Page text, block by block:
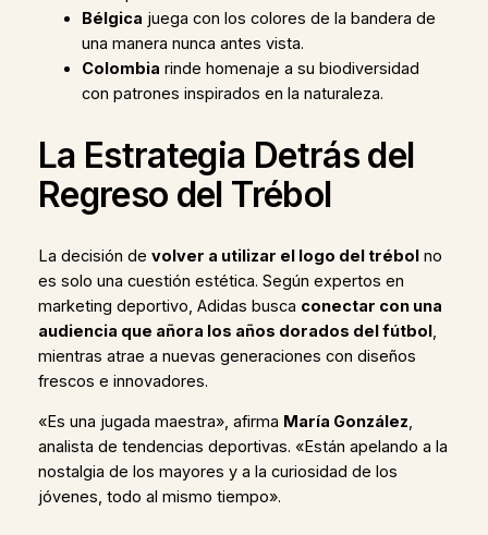
Bélgica juega con los colores de la bandera de
una manera nunca antes vista.
Colombia rinde homenaje a su biodiversidad
con patrones inspirados en la naturaleza.
La Estrategia Detrás del
Regreso del Trébol
La decisión de volver a utilizar el logo del trébolno
es solo una cuestión estética. Según expertos en
marketing deportivo, Adidas busca conectar con una
audiencia que añora los años dorados del fútbol,
mientras atrae a nuevas generaciones con diseños
frescos e innovadores.
«Es una jugada maestra», afirma María González,
analista de tendencias deportivas. «Están apelando a la
nostalgia de los mayores y a la curiosidad de los
jóvenes, todo al mismo tiempo».